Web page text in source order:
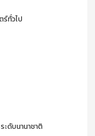
ทั่วไป
ะดับนานาชาติ